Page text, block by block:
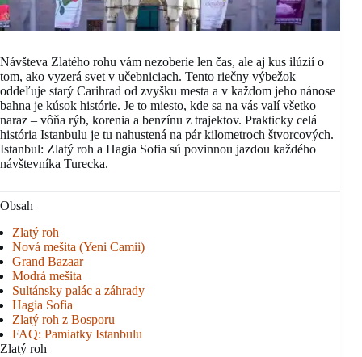
Návšteva Zlatého rohu vám nezoberie len čas, ale aj kus ilúzií o
tom, ako vyzerá svet v učebniciach. Tento riečny výbežok
oddeľuje starý Carihrad od zvyšku mesta a v každom jeho nánose
bahna je kúsok histórie. Je to miesto, kde sa na vás valí všetko
naraz – vôňa rýb, korenia a benzínu z trajektov. Prakticky celá
história Istanbulu je tu nahustená na pár kilometroch štvorcových.
Istanbul: Zlatý roh a Hagia Sofia sú povinnou jazdou každého
návštevníka Turecka.
Obsah
Zlatý roh
Nová mešita (Yeni Camii)
Grand Bazaar
Modrá mešita
Sultánsky palác a záhrady
Hagia Sofia
Zlatý roh z Bosporu
FAQ: Pamiatky Istanbulu
Zlatý roh